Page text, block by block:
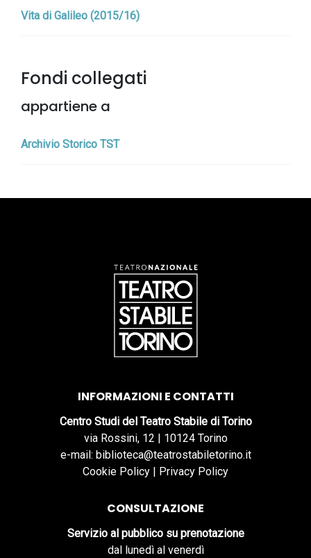
Vita di Galileo (2015/16)
Fondi collegati
appartiene a
Archivio Storico TST
INFORMAZIONI E CONTATTI
Centro Studi del Teatro Stabile di Torino
via Rossini, 12 | 10124 Torino
e-mail: biblioteca@teatrostabiletorino.it
Cookie Policy | Privacy Policy
CONSULTAZIONE
Servizio al pubblico su prenotazione
dal lunedì al venerdì